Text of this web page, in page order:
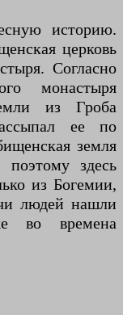
историю.
церковь
Согласно
монастыря
из Гроба
ее по
земля
здесь
из Богемии,
людей нашли
во времена